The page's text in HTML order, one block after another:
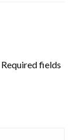
Required fields